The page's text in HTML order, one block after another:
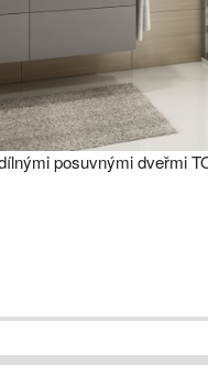
posuvnými dveřmi